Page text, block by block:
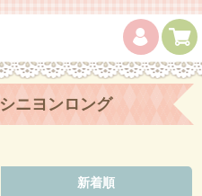
ニヨンロング
新着順